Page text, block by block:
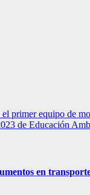
primer equipo de
de Educación
en